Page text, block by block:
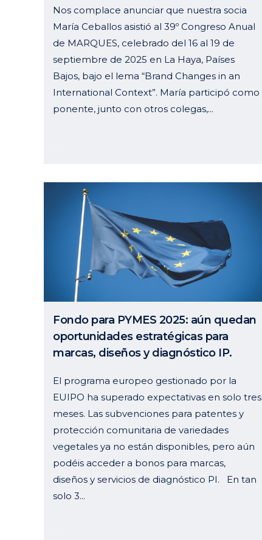
Nos complace anunciar que nuestra socia
María Ceballos asistió al 39º Congreso Anual
de MARQUES, celebrado del 16 al 19 de
septiembre de 2025 en La Haya, Países
Bajos, bajo el lema “Brand Changes in an
International Context”. María participó como
ponente, junto con otros colegas,...
Fondo para PYMES 2025: aún quedan
oportunidades estratégicas para
marcas, diseños y diagnóstico IP.
El programa europeo gestionado por la
EUIPO ha superado expectativas en solo tres
meses. Las subvenciones para patentes y
protección comunitaria de variedades
vegetales ya no están disponibles, pero aún
podéis acceder a bonos para marcas,
diseños y servicios de diagnóstico PI. En tan
solo 3...